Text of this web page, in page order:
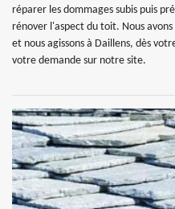
réparer les dommages subis puis
rénover l'aspect du toit. Nous
et nous agissons à Daillens, dès
votre demande sur notre site.